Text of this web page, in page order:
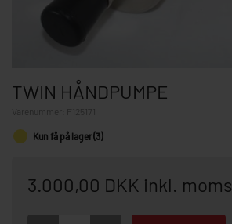
TWIN HÅNDPUMPE
F125171
Kun få på lager (3)
3.000,00 DKK inkl. moms